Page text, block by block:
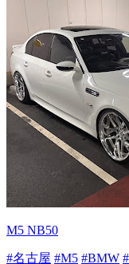
M5 NB50
#名古屋 #M5 #BMW